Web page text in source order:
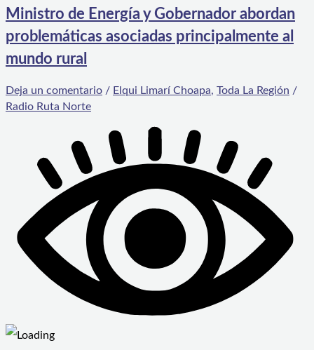
Ministro de Energía y Gobernador abordan
problemáticas asociadas principalmente al
mundo rural
Deja un comentario / Elqui Limarí Choapa, Toda La Región /
Radio Ruta Norte